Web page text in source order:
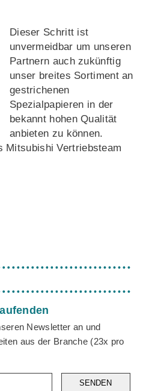
Dieser Schritt ist
unvermeidbar um unseren
Partnern auch zukünftig
unser breites Sortiment an
gestrichenen
Spezialpapieren in der
bekannt hohen Qualität
anbieten zu können.
Mitsubishi Vertriebsteam
Newsletter an und
aus der Branche (23x pro
SENDEN